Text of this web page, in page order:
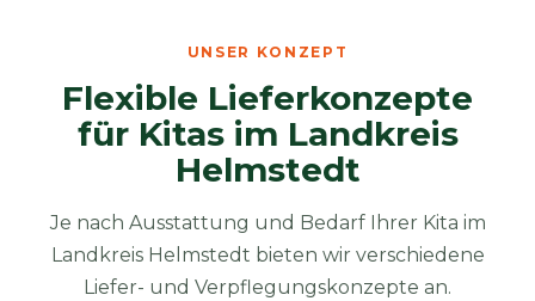
UNSER KONZEPT
Flexible Lieferkonzepte
für Kitas im Landkreis
Helmstedt
Je nach Ausstattung und Bedarf Ihrer Kita im
Landkreis Helmstedt bieten wir verschiedene
Liefer- und Verpflegungskonzepte an.